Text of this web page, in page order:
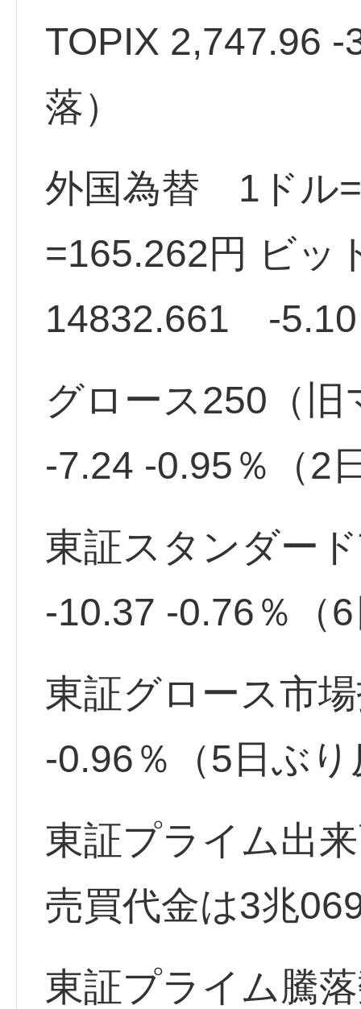
TOPIX 2,747.96
落）
外国為替 1ドル
=165.262円 ビッ
14832.661 -
グロース250（
-7.24 -0.95％（2
東証スタンダー
-10.37 -0.76％（
東証グロース市
-0.96％（5日ぶり
東証プライム出
売買代金は3兆
東証プライム騰